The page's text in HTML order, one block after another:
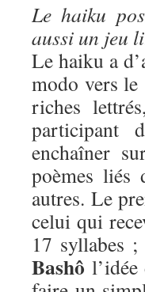
Le haiku
aussi un jeu
Le haiku a
modo vers le
riches
participant
enchaîner
poèmes liés
autres. Le
celui qui
17 syllabes
Bashô